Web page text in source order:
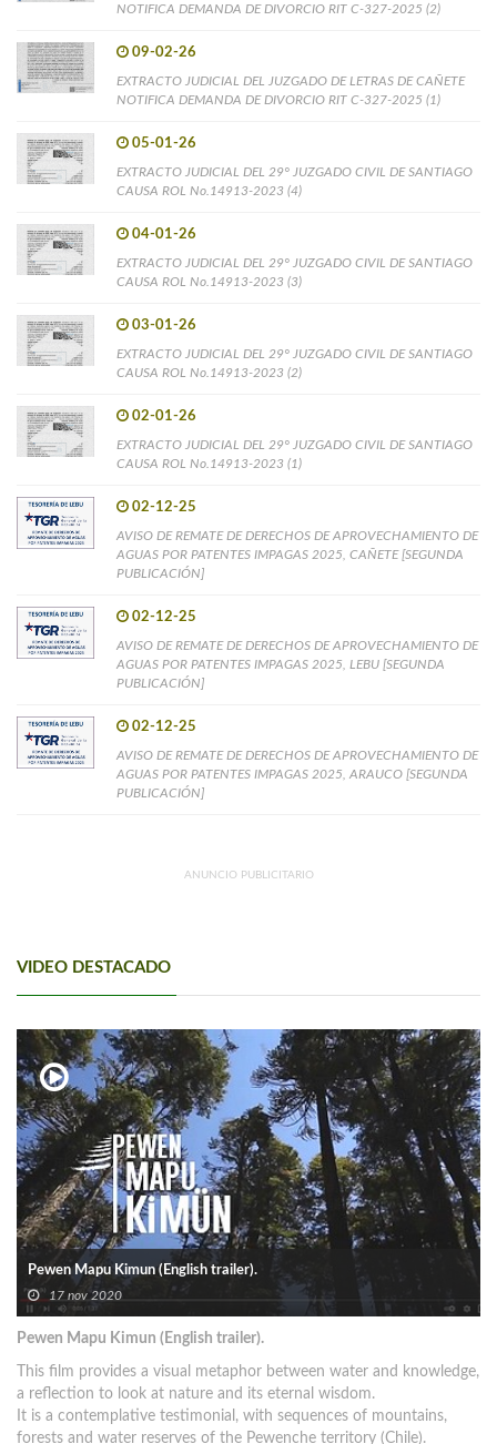
NOTIFICA DEMANDA DE DIVORCIO RIT C-327-2025 (2)
09-02-26
EXTRACTO JUDICIAL DEL JUZGADO DE LETRAS DE CAÑETE
NOTIFICA DEMANDA DE DIVORCIO RIT C-327-2025 (1)
05-01-26
EXTRACTO JUDICIAL DEL 29° JUZGADO CIVIL DE SANTIAGO
CAUSA ROL No.14913-2023 (4)
04-01-26
EXTRACTO JUDICIAL DEL 29° JUZGADO CIVIL DE SANTIAGO
CAUSA ROL No.14913-2023 (3)
03-01-26
EXTRACTO JUDICIAL DEL 29° JUZGADO CIVIL DE SANTIAGO
CAUSA ROL No.14913-2023 (2)
02-01-26
EXTRACTO JUDICIAL DEL 29° JUZGADO CIVIL DE SANTIAGO
CAUSA ROL No.14913-2023 (1)
02-12-25
AVISO DE REMATE DE DERECHOS DE APROVECHAMIENTO DE
AGUAS POR PATENTES IMPAGAS 2025, CAÑETE [SEGUNDA
PUBLICACIÓN]
02-12-25
AVISO DE REMATE DE DERECHOS DE APROVECHAMIENTO DE
AGUAS POR PATENTES IMPAGAS 2025, LEBU [SEGUNDA
PUBLICACIÓN]
02-12-25
AVISO DE REMATE DE DERECHOS DE APROVECHAMIENTO DE
AGUAS POR PATENTES IMPAGAS 2025, ARAUCO [SEGUNDA
PUBLICACIÓN]
ANUNCIO PUBLICITARIO
VIDEO DESTACADO
Pewen Mapu Kimun (English trailer).
17 nov 2020
Pewen Mapu Kimun (English trailer).
This film provides a visual metaphor between water and knowledge,
a reflection to look at nature and its eternal wisdom.
It is a contemplative testimonial, with sequences of mountains,
forests and water reserves of the Pewenche territory (Chile).